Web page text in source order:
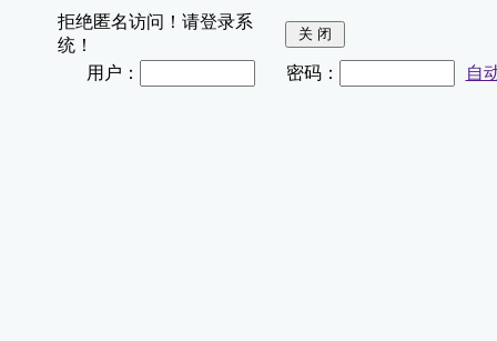
拒绝匿名访问！请登录系
统！
用户：
密码： 自